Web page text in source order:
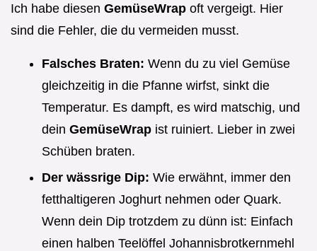
Ich habe diesen GemüseWrap oft vergeigt. Hier
sind die Fehler, die du vermeiden musst.
Falsches Braten: Wenn du zu viel Gemüse
gleichzeitig in die Pfanne wirfst, sinkt die
Temperatur. Es dampft, es wird matschig, und
dein GemüseWrap ist ruiniert. Lieber in zwei
Schüben braten.
Der wässrige Dip: Wie erwähnt, immer den
fetthaltigeren Joghurt nehmen oder Quark.
Wenn dein Dip trotzdem zu dünn ist: Einfach
einen halben Teelöffel Johannisbrotkernmehl